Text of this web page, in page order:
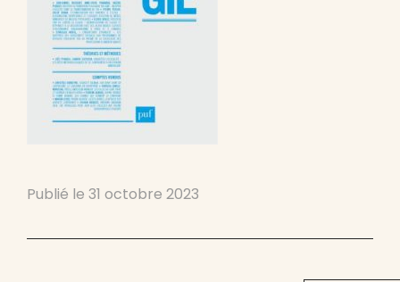
Publié le 31 octobre 2023